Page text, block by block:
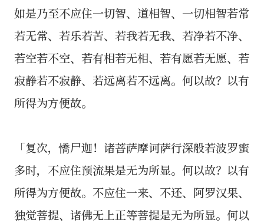
如是乃至不应住一切智、道相智、一切相智若常
若无常、若乐若苦、若我若无我、若净若不净、
若空若不空、若有相若无相、若有愿若无愿、若
寂静若不寂静、若远离若不远离。何以故？以有
所得为方便故。
「复次，憍尸迦！诸菩萨摩诃萨行深般若波罗蜜
多时，不应住预流果是无为所显。何以故？以有
所得为方便故。不应住一来、不还、阿罗汉果、
独觉菩提、诸佛无上正等菩提是无为所显。何以